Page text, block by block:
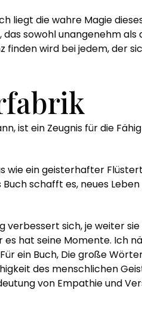
liegt die wahre Magie
das sowohl unangenehm
finden wird bei jedem, der
ist ein Zeugnis für die
wie ein geisterhafter
schafft es, neues
verbessert sich, je weiter
hat seine Momente. Ich
ein Buch, Die große
des menschlichen
von Empathie und